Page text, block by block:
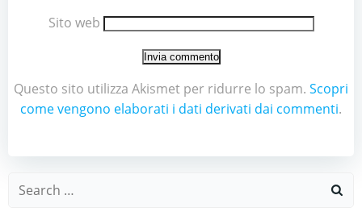
Sito web
Questo sito utilizza Akismet per ridurre lo spam. Scopri
come vengono elaborati i dati derivati dai commenti.
Search